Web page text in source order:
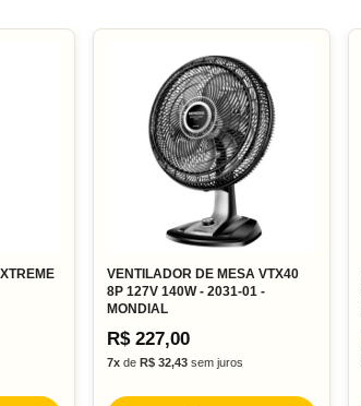
VENTILADOR DE MESA VTX40
8P 127V 140W - 2031-01 -
MONDIAL
R$ 227,00
7x de R$ 32,43 sem juros